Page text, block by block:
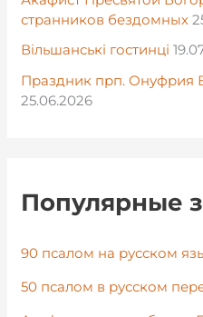
странников бездомных
Вільшанські гостинці
Праздник прп. Онуфрия
25.06.2026
Популярные
90 псалом на русском
50 псалом в русском